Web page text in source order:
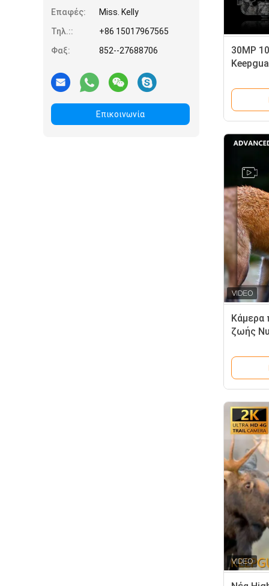
Επαφές:
Miss. Kelly
Τηλ.::
+86 15017967565
Φαξ:
852--27688706
Επικοινωνία
30MP
Κάμερα
ζωής